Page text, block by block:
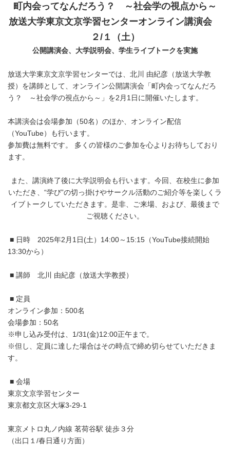
町内会ってなんだろう？ ～社会学の視点から～
放送大学東京文京学習センターオンライン講演会
２/１（土）
公開講演会、大学説明会、学生ライブトークを実施
放送大学東京文京学習センターでは、北川 由紀彦（放送大学教
授）を講師として、オンライン公開講演会「町内会ってなんだろ
う？ ～社会学の視点から～」を2月1日に開催いたします。
本講演会は会場参加（50名）のほか、オンライン配信
（YouTube）も行います。
参加費は無料です。 多くの皆様のご参加を心よりお待ちしており
ます。
また、講演終了後に大学説明会も行います。今回、在校生に参加
いただき、“学び”の切っ掛けやサークル活動のご紹介等を楽しくラ
イブトークしていただきます。是非、ご来場、および、最後まで
ご視聴ください。
■ 日時 2025年2月1日(土）14:00～15:15（YouTube接続開始
13:30から）
■ 講師 北川 由紀彦（放送大学教授）
■ 定員
オンライン参加：500名
会場参加：50名
※申し込み受付は、1/31(金)12:00正午まで。
※但し、定員に達した場合はその時点で締め切らせていただきま
す。
■ 会場
東京文京学習センター
東京都文京区大塚3-29-1
東京メトロ丸ノ内線 茗荷谷駅 徒歩３分
（出口１/春日通り方面）